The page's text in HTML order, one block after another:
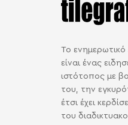
Το
είναι ένας
ιστότοπος με
του, την
έτσι έχει
του